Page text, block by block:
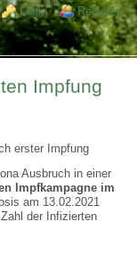
links
Login Register
Impfung
erster Impfung
Ausbruch in einer
Impfkampagne im
am 13.02.2021
der Infizierten